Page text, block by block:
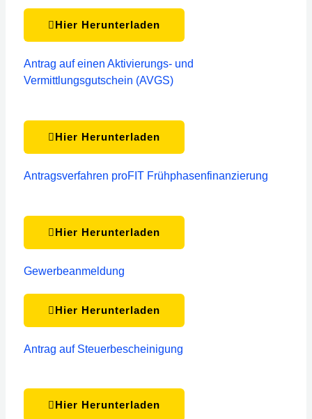
Hier Herunterladen
Antrag auf einen Aktivierungs- und
Vermittlungsgutschein (AVGS)
Hier Herunterladen
Antragsverfahren proFIT Frühphasenfinanzierung
Hier Herunterladen
Gewerbeanmeldung
Hier Herunterladen
Antrag auf Steuerbescheinigung
Hier Herunterladen